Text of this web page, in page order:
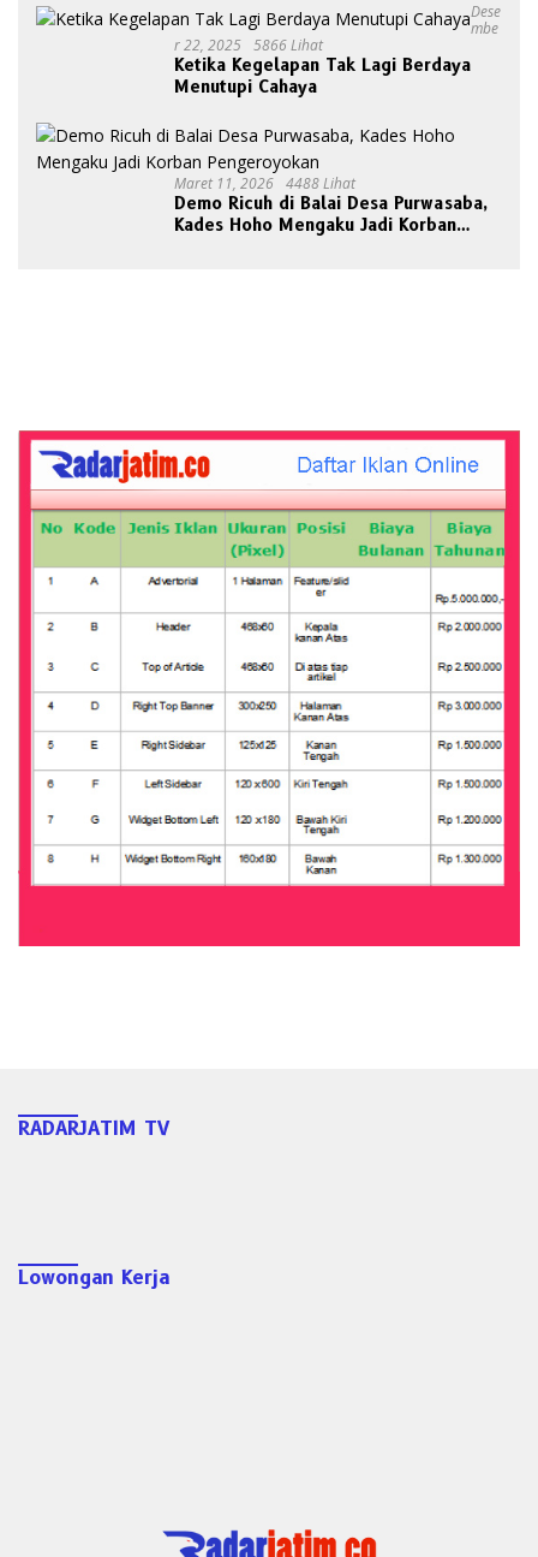
Dese
Mbe
R 22, 2025 5866 Lihat
Ketika Kegelapan Tak Lagi Berdaya
Menutupi Cahaya
Maret 11, 2026 4488 Lihat
Demo Ricuh di Balai Desa Purwasaba,
Kades Hoho Mengaku Jadi Korban
RADARJATIM TV
Lowongan Kerja